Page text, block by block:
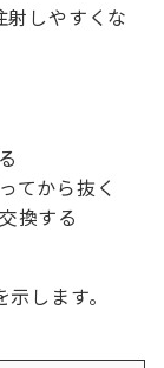
射しやすくな
てから抜く
換する
します。